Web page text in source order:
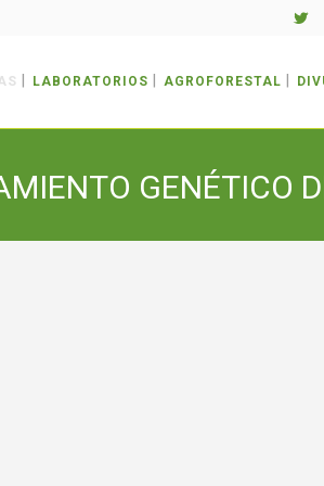
LABORATORIOS AGROFORESTAL
GENÉTICO